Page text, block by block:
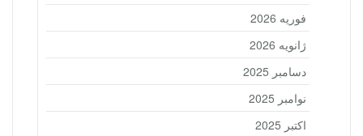
فوریه 2026
ژانویه 2026
دسامبر 2025
نوامبر 2025
اکتبر 2025